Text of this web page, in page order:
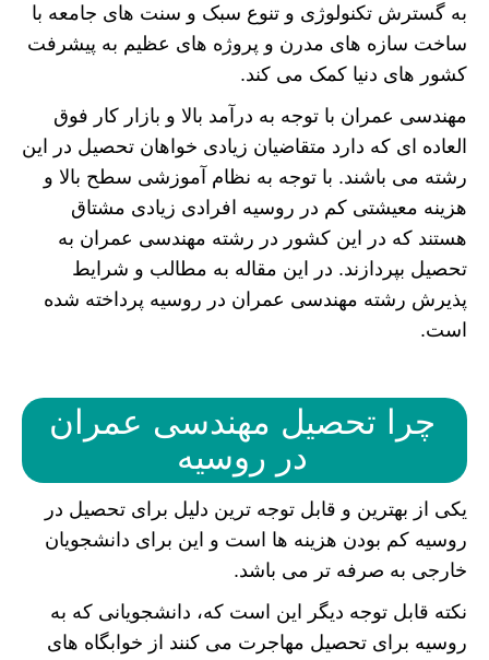
به گسترش تکنولوژی و تنوع سبک و سنت های جامعه با
ساخت سازه های مدرن و پروژه های عظیم به پیشرفت
کشور های دنیا کمک می کند.
مهندسی عمران با توجه به درآمد بالا و بازار کار فوق
العاده ای که دارد متقاضیان زیادی خواهان تحصیل در این
رشته می باشند. با توجه به نظام آموزشی سطح بالا و
هزینه معیشتی کم در روسیه افرادی زیادی مشتاق
هستند که در این کشور در رشته مهندسی عمران به
تحصیل بپردازند. در این مقاله به مطالب و شرایط
پذیرش رشته مهندسی عمران در روسیه پرداخته شده
است.
چرا تحصیل مهندسی عمران
در روسیه
یکی از بهترین و قابل توجه ترین دلیل برای تحصیل در
روسیه کم بودن هزینه ها است و این برای دانشجویان
خارجی به صرفه تر می باشد.
نکته قابل توجه دیگر این است که، دانشجویانی که به
روسیه برای تحصیل مهاجرت می کنند از خوابگاه های